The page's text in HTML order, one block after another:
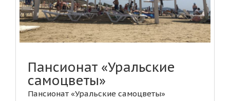
Пансионат «Уральские
самоцветы»
Пансионат «Уральские самоцветы»